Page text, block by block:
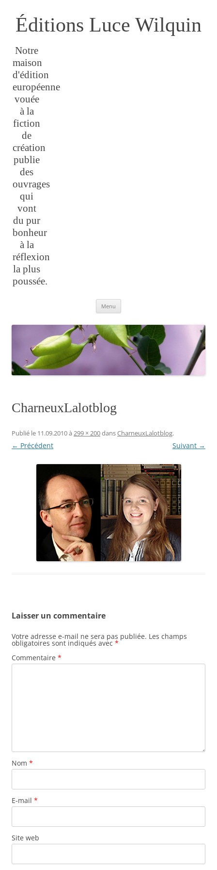
Éditions Luce Wilquin
Notre
maison
d'édition
européenne
vouée
à la
fiction
de
création
publie
des
ouvrages
qui
vont
du pur
bonheur
à la
réflexion
la plus
poussée.
Menu
CharneuxLalotblog
Publié le 11.09.2010à 299 × 200dansCharneuxLalotblog.
← Précédent Suivant →
Laisser un commentaire
Votre adresse e-mail ne sera pas publiée. Les champs
obligatoires sont indiqués avec *
Commentaire *
Nom *
E-mail *
Site web